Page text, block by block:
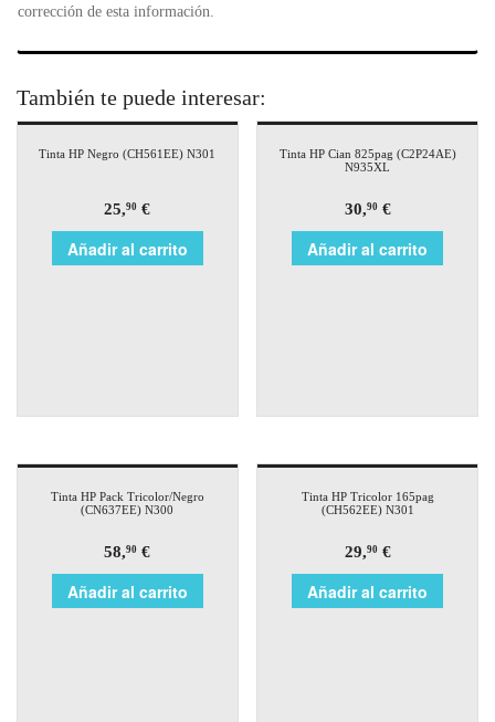
corrección de esta información.
También te puede interesar:
Tinta HP Negro (CH561EE) N301
25,90 €
Añadir al carrito
Tinta HP Cian 825pag (C2P24AE)
N935XL
30,90€
Añadir al carrito
Tinta HP Pack Tricolor/Negro
(CN637EE) N300
58,90 €
Añadir al carrito
Tinta HP Tricolor 165pag
(CH562EE) N301
29,90€
Añadir al carrito